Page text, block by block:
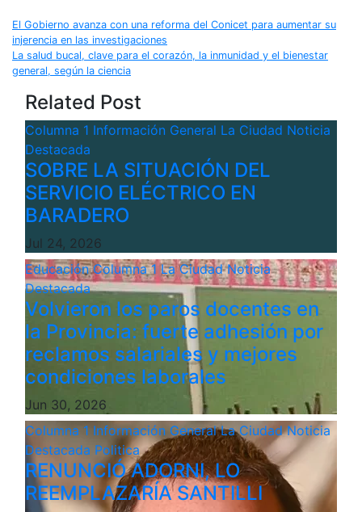
Navegación
de
entradas
El Gobierno avanza con una reforma del Conicet para aumentar su
injerencia en las investigaciones
La salud bucal, clave para el corazón, la inmunidad y el bienestar
general, según la ciencia
Related Post
Columna 1 Información General La Ciudad Noticia
Destacada
SOBRE LA SITUACIÓN DEL
SERVICIO ELÉCTRICO EN
BARADERO
Jul 24, 2026
EducaciónColumna 1 La CiudadNoticia
Destacada
Volvieron los paros docentes en
la Provincia: fuerte adhesión por
reclamos salariales y mejores
condiciones laborales
Jun 30, 2026
Columna 1 Información GeneralLa CiudadNoticia
Destacada Politica
RENUNCIÓ ADORNI, LO
REEMPLAZARÍA SANTILLI